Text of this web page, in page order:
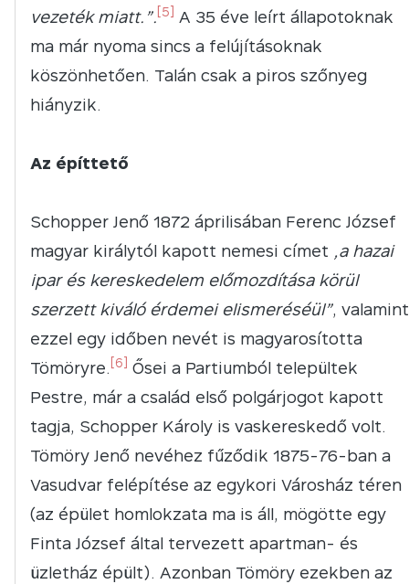
vezeték miatt.”. [5]
A 35 éve leírt állapotoknak
ma már nyoma sincs a felújításoknak
köszönhetően. Talán csak a piros szőnyeg
hiányzik.
Az építtető
Schopper Jenő 1872 áprilisában Ferenc József
magyar királytól kapott nemesi címet „a hazai
ipar és kereskedelem előmozdítása körül
szerzett kiváló érdemei elismeréséül”, valamint
ezzel egy időben nevét is magyarosította
Tömöryre. [6]
Ősei a Partiumból települtek
Pestre, már a család első polgárjogot kapott
tagja, Schopper Károly is vaskereskedő volt.
Tömöry Jenő nevéhez fűződik 1875-76-ban a
Vasudvar felépítése az egykori Városház téren
(az épület homlokzata ma is áll, mögötte egy
Finta József által tervezett apartman- és
üzletház épült). Azonban Tömöry ezekben az